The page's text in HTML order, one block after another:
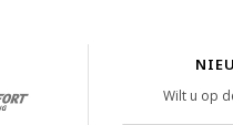
Wilt u op